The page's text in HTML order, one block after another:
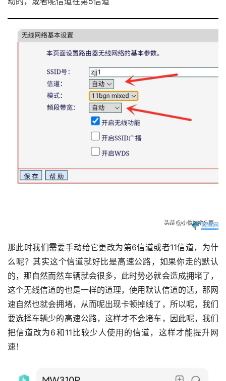
那此时我们需要手动给它更改为第6信道或者11信道，为什
么呢？其实这个信道就好比是高速公路，如果你走的默认
的，那自然而然车辆就会很多，此时势必就会造成拥堵了，
这个无线信道的也是一样的道理，使用默认信道的话，那网
速自然也就会拥堵，从而呢出现卡顿掉线了，所以呢，我们
要选择车辆少的高速公路，这样才不会堵车，因此呢，我们
把信道改为6和11比较少人使用的信道，这样才能提升网
速！